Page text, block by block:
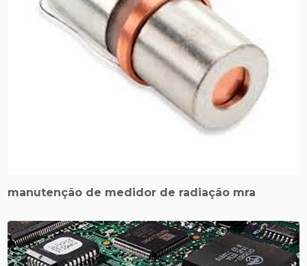
manutenção de medidor de radiação mra